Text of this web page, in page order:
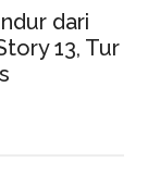
dari
13, Tur